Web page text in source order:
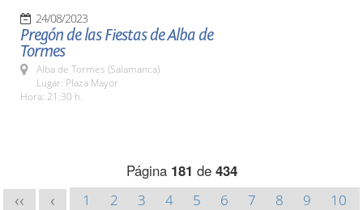
24/08/2023
Pregón de las Fiestas de Alba de
Tormes
Alba de Tormes (Salamanca)
Lugar: Plaza Mayor
Hora: 21:30 h.
Página 181 de 434
<< < 1 2 3 4 5 6 7 8 9
10